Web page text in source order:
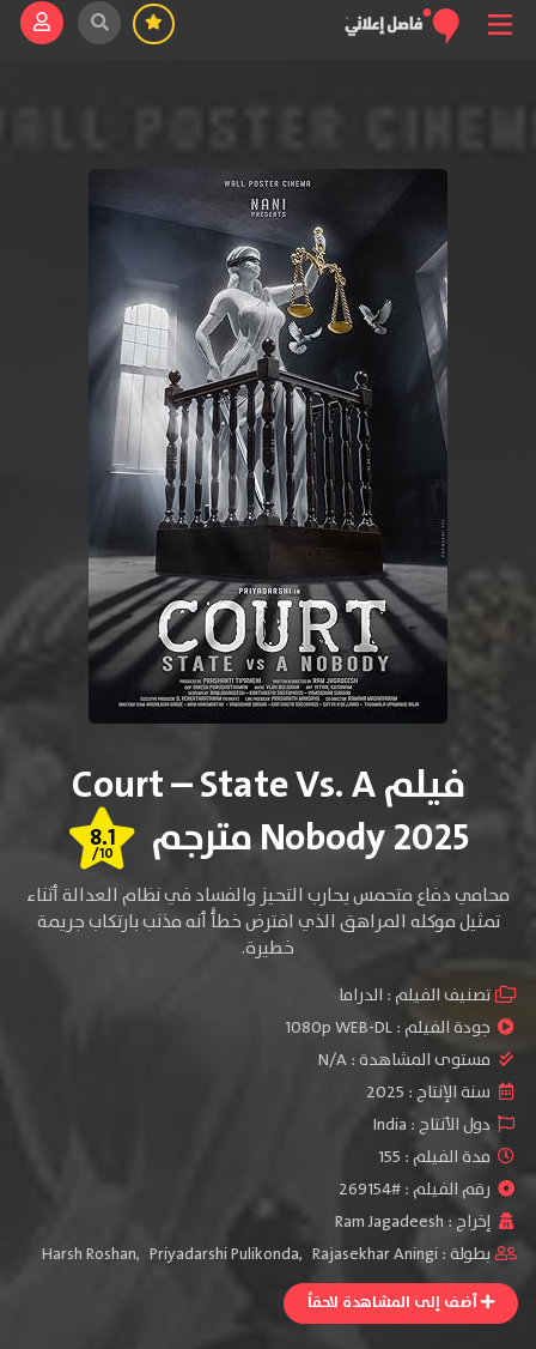
فيلم Court – State Vs. A
Nobody 2025 مترجم
8.1
/10
محامي دفاع متحمس يحارب التحيز والفساد في نظام العدالة أثناء
تمثيل موكله المراهق الذي افترض خطأً أنه مذنب بارتكاب جريمة
خطيرة.
تصنيف الفيلم : الدراما
جودة الفيلم :1080p WEB-DL
مستوى المشاهدة :N/A
سنة الإنتاج : 2025
دول الأنتاج : India
مدة الفيلم : 155
رقم الفيلم : #269154
إخراج :Ram Jagadeesh
بطولة :
Harsh Roshan, Priyadarshi Pulikonda, Rajasekhar Aningi
أضف إلى المشاهدة لاحقاً